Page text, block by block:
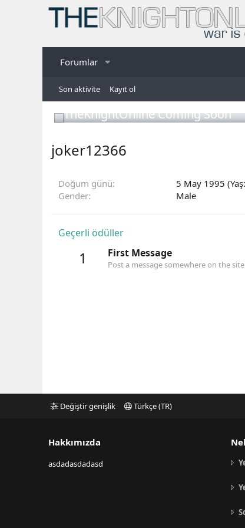
Forumlar
Son aktivite Kayıt ol
TheKnightOnline Coming Soon
joker12366
Doğum günü
5 May 1995
Gender
Male
Geçerli ödüller
1 First Message
Post a message somewhere on the
Değiştir genişlik Türkçe (TR)
Hakkımızda
asdadasdadasd